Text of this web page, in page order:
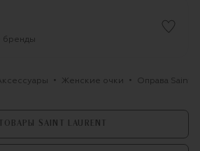
бренды
Женские очки Оправа Saint
SAINT LAURENT